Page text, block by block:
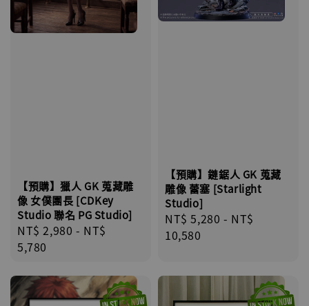
【預購】獵人 GK 蒐藏雕
像 女僕團長 [CDKey
Studio 聯名 PG Studio]
Regular
price
NT$ 2,980 - NT$
5,780
【預購】鏈鋸人 GK 蒐藏
雕像 蕾塞 [Starlight
Studio]
Regular
price
NT$ 5,280 - NT$
10,580